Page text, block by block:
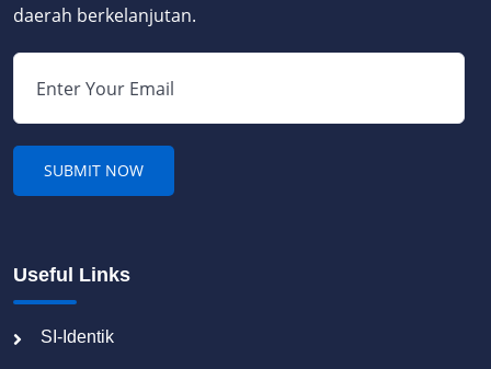
daerah berkelanjutan.
Useful Links
SI-Identik